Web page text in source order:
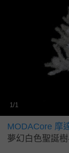
1/1
MODACore 摩
夢幻白色聖誕